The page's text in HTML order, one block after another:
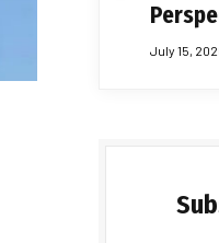
July 15,